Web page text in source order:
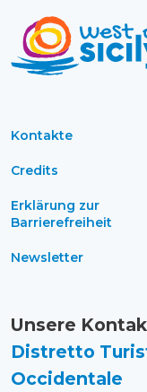
Kontakte
Credits
Erklärung zur
Barrierefreiheit
Newsletter
Unsere
Distretto
Occidentale